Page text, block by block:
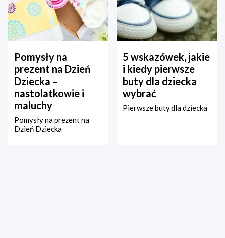
Pomysły na
prezent na Dzień
Dziecka –
nastolatkowie i
maluchy
Pomysły na prezent na
Dzień Dziecka
5 wskazówek, jakie
i kiedy pierwsze
buty dla dziecka
wybrać
Pierwsze buty dla dziecka